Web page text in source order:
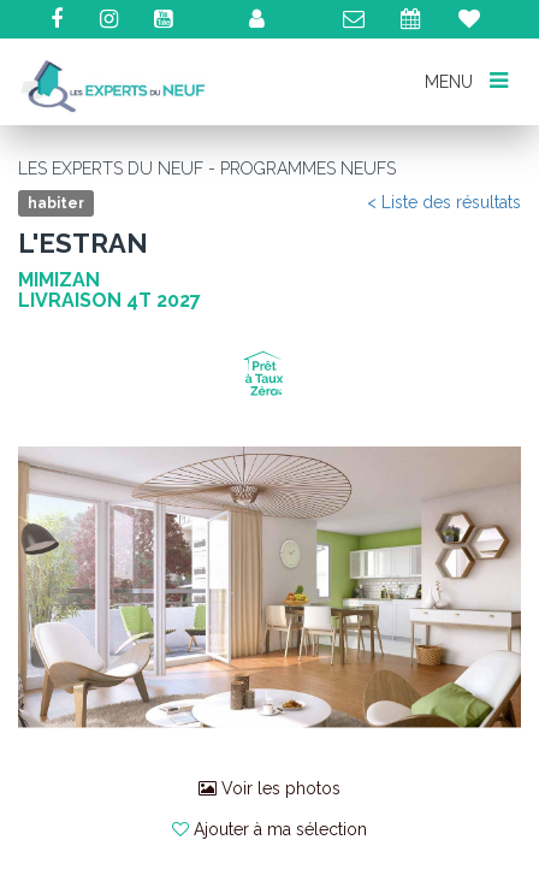
MENU
MENU
LES EXPERTS DU NEUF - PROGRAMMES NEUFS
habiter < Liste des résultats
L'ESTRAN
MIMIZAN
LIVRAISON 4T 2027
Voir les photos
Ajouter à ma sélection